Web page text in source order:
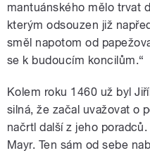
mantuánského mělo trvat
kterým odsouzen již
směl napotom od
se k budoucím koncilům.“
Kolem roku 1460 už byl
silná, že začal uvažovat o
načrtl další z jeho
Mayr. Ten sám od sebe